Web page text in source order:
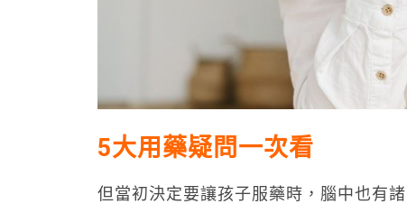
5大用藥疑問一次看
但當初決定要讓孩子服藥時，腦中也有